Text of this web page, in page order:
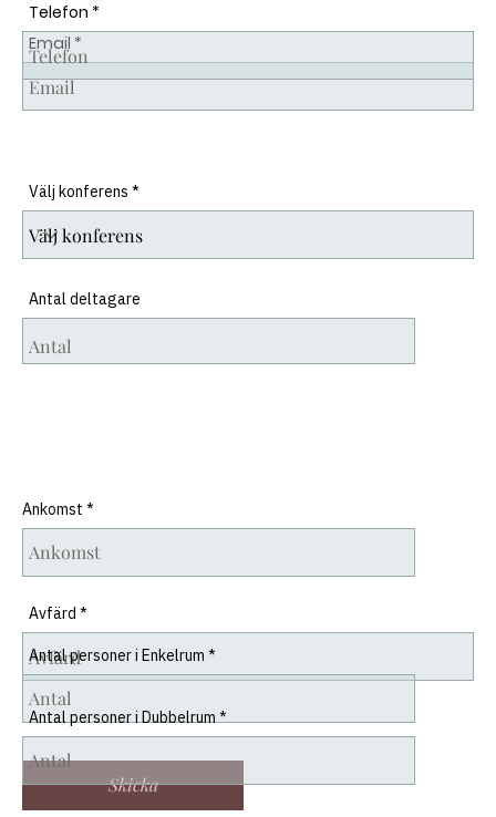
Email
Antal deltagare
Skicka
Välj konferens
Ankomst
Avfärd
Antal personer i Enkelrum
Antal personer i Dubbelrum
Telefon